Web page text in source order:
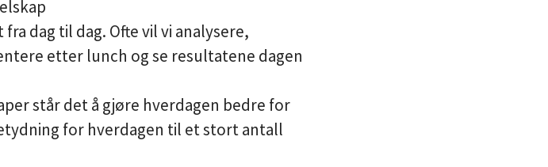
dag til dag. Ofte vil vi analysere,
etter lunch og se resultatene dagen
står det å gjøre hverdagen bedre for
for hverdagen til et stort antall